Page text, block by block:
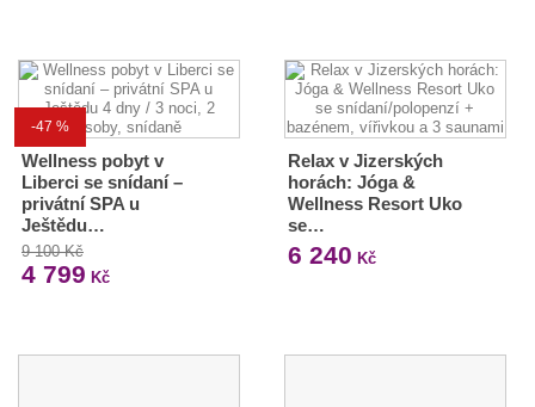
-47 %
Wellness pobyt v
Liberci se snídaní –
privátní SPA u
Ještědu…
9 100 Kč
4 799 Kč
Relax v Jizerských
horách: Jóga &
Wellness Resort Uko
se…
6 240 Kč